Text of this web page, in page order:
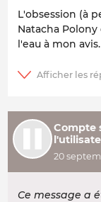
L'obsession (à
Natacha
l'eau à mon
Compte
20
Ce message a